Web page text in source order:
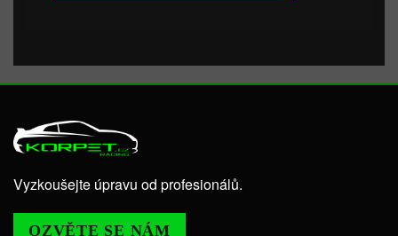
Vyzkoušejte úpravu od profesionálů.
OZVĚTE SE NÁM